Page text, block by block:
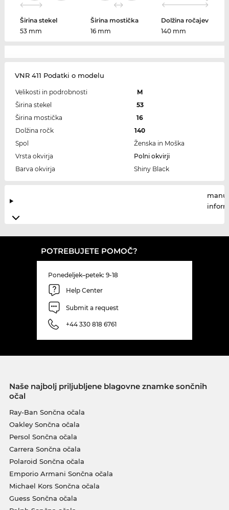
Širina stekel
53 mm
Širina mostička
16 mm
Dolžina ročajev
140 mm
VNR 411 Podatki o modelu
Velikosti in podrobnosti
M
Širina stekel
53
Širina mostička
16
Dolžina ročk
140
Spol
Ženska in Moška
Vrsta okvirja
Polni okvirji
Barva okvirja
Shiny Black
POTREBUJETE POMOČ?
Ponedeljek–petek: 9-18
Help Center
Submit a request
+44 330 818 6761
Naše najbolj priljubljene blagovne znamke sončnih
očal
Ray-Ban Sončna očala
Oakley Sončna očala
Persol Sončna očala
Carrera Sončna očala
Polaroid Sončna očala
Emporio Armani Sončna očala
Michael Kors Sončna očala
Guess Sončna očala